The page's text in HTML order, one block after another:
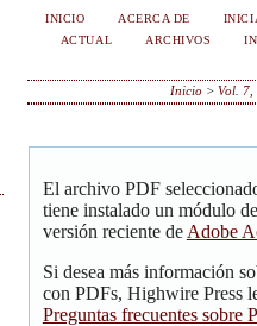
INICIO ACERCA DE
ACTUAL
ARCHIVOS
Inicio> Vol. 7,
El archivo PDF
tiene instalado un módulo
versión reciente de Adobe
Si desea más información
con PDFs, Highwire Press
Preguntas frecuentes sobre